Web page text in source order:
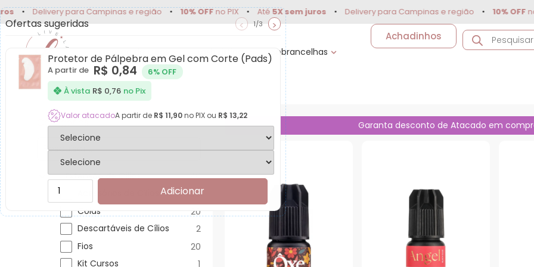
Delivery para Campinas e região • 10% OFFno PIX • Até5X sem juros • Delivery para Campinas e região • 10% OFFno PIX
Extensão de Cílios Lash Lifting Sobrancelhas
Achadinhos
Produtos para Extensão de Cílios
Categorias
Extensão de Cílios 140
59
Colas 20
Descartáveis de Cílios 2
Fios 20
Kit Cursos 1
Garanta desconto de Atacado em
Ofertas sugeridas < 1/3 >
Protetor de Pálpebra em Gel com Corte (Pads)
A partir de R$ 0,84 6% OFF
À vista R$ 0,76 no Pix
Valor atacadoA partir de R$ 11,90no PIX ou R$ 13,22
Adicionar